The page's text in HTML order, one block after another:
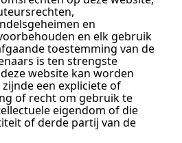
en
en elk gebruik
toestemming van de
is ten strengste
website kan worden
een expliciete of
of recht om gebruik te
eigendom of die
of derde partij van de